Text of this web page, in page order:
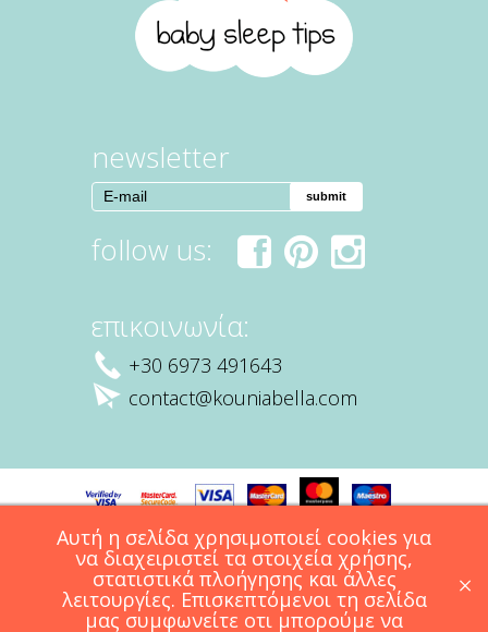
newsletter
follow us:
ebo
ok
επικοινωνία:
+30 6973 491643
contact@kouniabella.com
Παράδοση Επιστροφές Γενικοί Όροι Χρήσης
Design WHITE / Website Development
Copyright ©2026 Kounia Bella
×
Αυτή η σελίδα χρησιμοποιεί cookies για
να διαχειριστεί τα στοιχεία χρήσης,
στατιστικά πλοήγησης και άλλες
λειτουργίες. Επισκεπτόμενοι τη σελίδα
μας συμφωνείτε οτι μπορούμε να